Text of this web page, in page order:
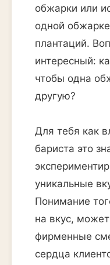
обжарки или
одной
плантаций.
интересный:
чтобы одна
другую?
Для тебя как
бариста это
уникальные
Понимание
на вкус,
фирменные
сердца